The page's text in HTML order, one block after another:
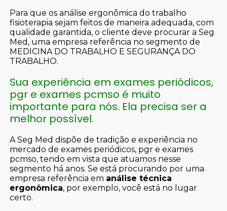
Para que os análise ergonômica do trabalho
fisioterapia sejam feitos de maneira adequada, com
qualidade garantida, o cliente deve procurar a Seg
Med, uma empresa referência no segmento de
MEDICINA DO TRABALHO E SEGURANÇA DO
TRABALHO.
Sua experiência em exames periódicos,
pgr e exames pcmso é muito
importante para nós. Ela precisa ser a
melhor possível.
A Seg Med dispõe de tradição e experiência no
mercado de exames periódicos, pgr e exames
pcmso, tendo em vista que atuamos nesse
segmento há anos. Se está procurando por uma
empresa referência em análise técnica
ergonômica, por exemplo, você está no lugar
certo.